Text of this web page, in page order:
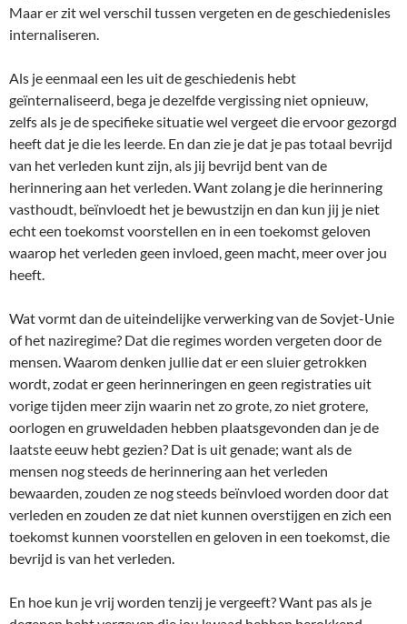
Maar er zit wel verschil tussen vergeten en de geschiedenisles
internaliseren.
Als je eenmaal een les uit de geschiedenis hebt
geïnternaliseerd, bega je dezelfde vergissing niet opnieuw,
zelfs als je de specifieke situatie wel vergeet die ervoor gezorgd
heeft dat je die les leerde. En dan zie je dat je pas totaal bevrijd
van het verleden kunt zijn, als jij bevrijd bent van de
herinnering aan het verleden. Want zolang je die herinnering
vasthoudt, beïnvloedt het je bewustzijn en dan kun jij je niet
echt een toekomst voorstellen en in een toekomst geloven
waarop het verleden geen invloed, geen macht, meer over jou
heeft.
Wat vormt dan de uiteindelijke verwerking van de Sovjet-Unie
of het naziregime? Dat die regimes worden vergeten door de
mensen. Waarom denken jullie dat er een sluier getrokken
wordt, zodat er geen herinneringen en geen registraties uit
vorige tijden meer zijn waarin net zo grote, zo niet grotere,
oorlogen en gruweldaden hebben plaatsgevonden dan je de
laatste eeuw hebt gezien? Dat is uit genade; want als de
mensen nog steeds de herinnering aan het verleden
bewaarden, zouden ze nog steeds beïnvloed worden door dat
verleden en zouden ze dat niet kunnen overstijgen en zich een
toekomst kunnen voorstellen en geloven in een toekomst, die
bevrijd is van het verleden.
En hoe kun je vrij worden tenzij je vergeeft? Want pas als je